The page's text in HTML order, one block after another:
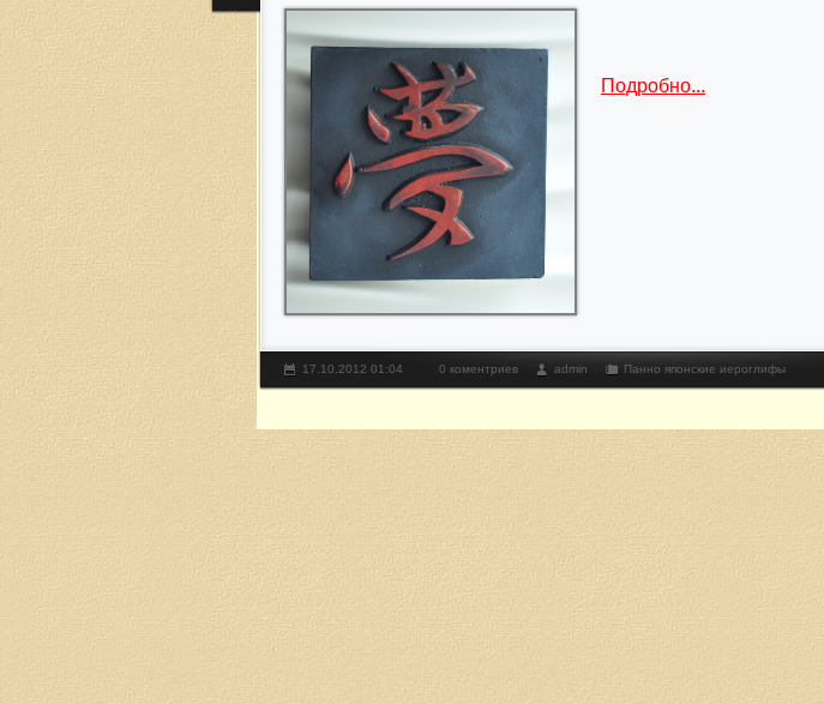
Подробно...
17.10.2012 01:04 0 коментриев admin Панно японские иероглифы